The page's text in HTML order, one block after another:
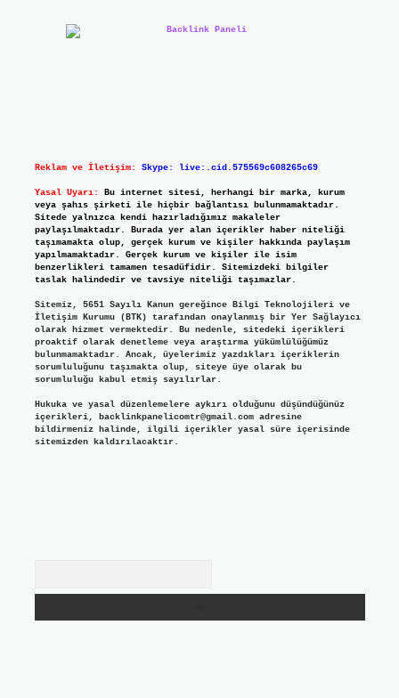
Reklam ve İletişim: Skype: live:.cid.575569c608265c69
Yasal Uyarı:
Bu internet sitesi, herhangi bir marka, kurum
veya şahıs şirketi ile hiçbir bağlantısı bulunmamaktadır.
Sitede yalnızca kendi hazırladığımız makaleler
paylaşılmaktadır. Burada yer alan içerikler haber niteliği
taşımamakta olup, gerçek kurum ve kişiler hakkında paylaşım
yapılmamaktadır. Gerçek kurum ve kişiler ile isim
benzerlikleri tamamen tesadüfidir. Sitemizdeki bilgiler
taslak halindedir ve tavsiye niteliği taşımazlar.
Sitemiz, 5651 Sayılı Kanun gereğince Bilgi Teknolojileri ve
İletişim Kurumu (BTK) tarafından onaylanmış bir Yer Sağlayıcı
olarak hizmet vermektedir. Bu nedenle, sitedeki içerikleri
proaktif olarak denetleme veya araştırma yükümlülüğümüz
bulunmamaktadır. Ancak, üyelerimiz yazdıkları içeriklerin
sorumluluğunu taşımakta olup, siteye üye olarak bu
sorumluluğu kabul etmiş sayılırlar.
Hukuka ve yasal düzenlemelere aykırı olduğunu düşündüğünüz
içerikleri, backlinkpanelicomtr@gmail.comadresine
bildirmeniz halinde, ilgili içerikler yasal süre içerisinde
sitemizden kaldırılacaktır.